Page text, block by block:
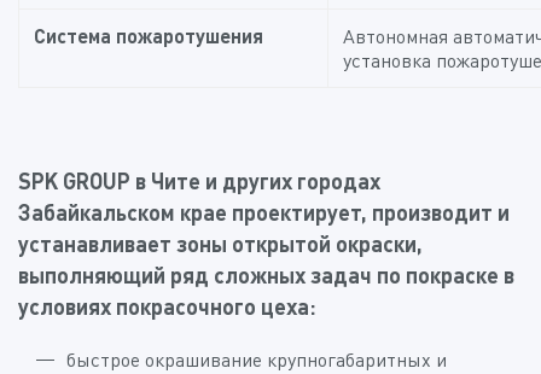
Система пожаротушения
Автономная
установка
SPK GROUP в Чите и других городах
Забайкальском крае проектирует, производит и
устанавливает зоны открытой окраски,
выполняющий ряд сложных задач по покраске в
условиях покрасочного цеха:
быстрое окрашивание крупногабаритных и